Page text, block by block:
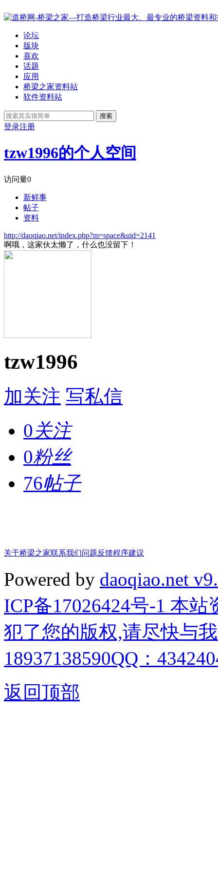
论坛
版块
喜欢
话题
应用
桥梁之家资料站
软件资料站
搜索
登录注册
tzw1996的个人空间
访问量0
新鲜事
帖子
资料
http://daoqiao.net/index.php?m=space&uid=2141
啊哦，这家伙太懒了，什么也没留下！
tzw1996
加关注 写私信
0关注
0粉丝
76帖子
关于桥梁之家联系我们问题反馈程序建议
Powered by daoqiao.net
ICP备17026424号-1 本
犯了您的版权,请尽快与
18937138590QQ：
返回顶部